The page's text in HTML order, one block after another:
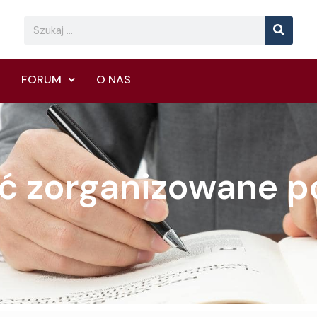
Search
FORUM O NAS
zorganizowane